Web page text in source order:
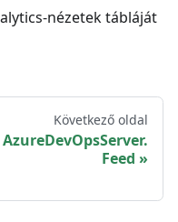
nézetek tábláját
Következő oldal
AzureDevOpsServer.
Feed